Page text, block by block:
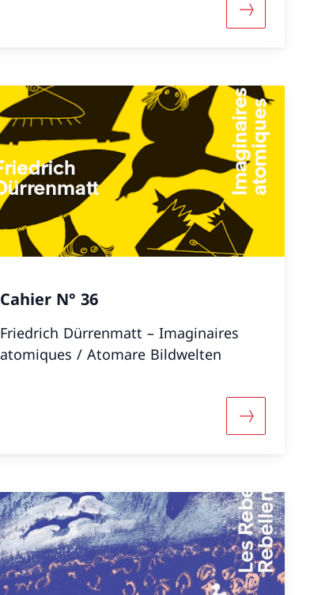
su «Cahier N° 40» Maggiori
su «Cahier N° 37»
Cahier N° 36
Friedrich Dürrenmatt – Imaginaires
atomiques / Atomare Bildwelten
Maggiori